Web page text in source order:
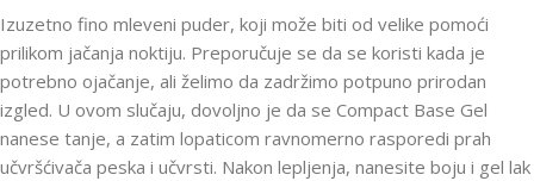
Izuzetno fino mleveni puder, koji može biti od velike pomoći
prilikom jačanja noktiju. Preporučuje se da se koristi kada je
potrebno ojačanje, ali želimo da zadržimo potpuno prirodan
izgled. U ovom slučaju, dovoljno je da se Compact Base Gel
nanese tanje, a zatim lopaticom ravnomerno rasporedi prah
učvršćivača peska i učvrsti. Nakon lepljenja, nanesite boju i gel lak